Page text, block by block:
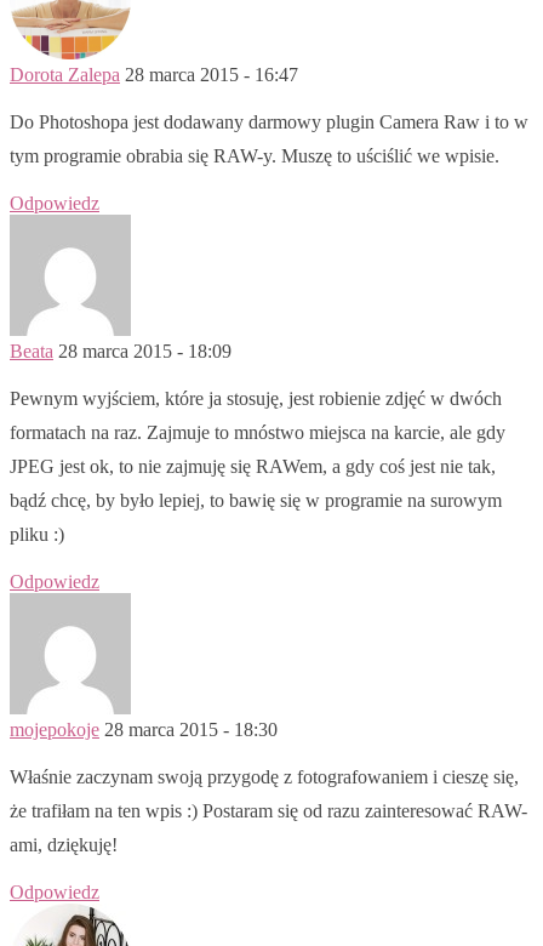
Dorota Zalepa 28 marca 2015 - 16:47
Do Photoshopa jest dodawany darmowy plugin Camera Raw i to w
tym programie obrabia się RAW-y. Muszę to uściślić we wpisie.
Odpowiedz
Beata 28 marca 2015 - 18:09
Pewnym wyjściem, które ja stosuję, jest robienie zdjęć w dwóch
formatach na raz. Zajmuje to mnóstwo miejsca na karcie, ale gdy
JPEG jest ok, to nie zajmuję się RAWem, a gdy coś jest nie tak,
bądź chcę, by było lepiej, to bawię się w programie na surowym
pliku :)
Odpowiedz
mojepokoje 28 marca 2015 - 18:30
Właśnie zaczynam swoją przygodę z fotografowaniem i cieszę się,
że trafiłam na ten wpis :) Postaram się od razu zainteresować RAW-
ami, dziękuję!
Odpowiedz